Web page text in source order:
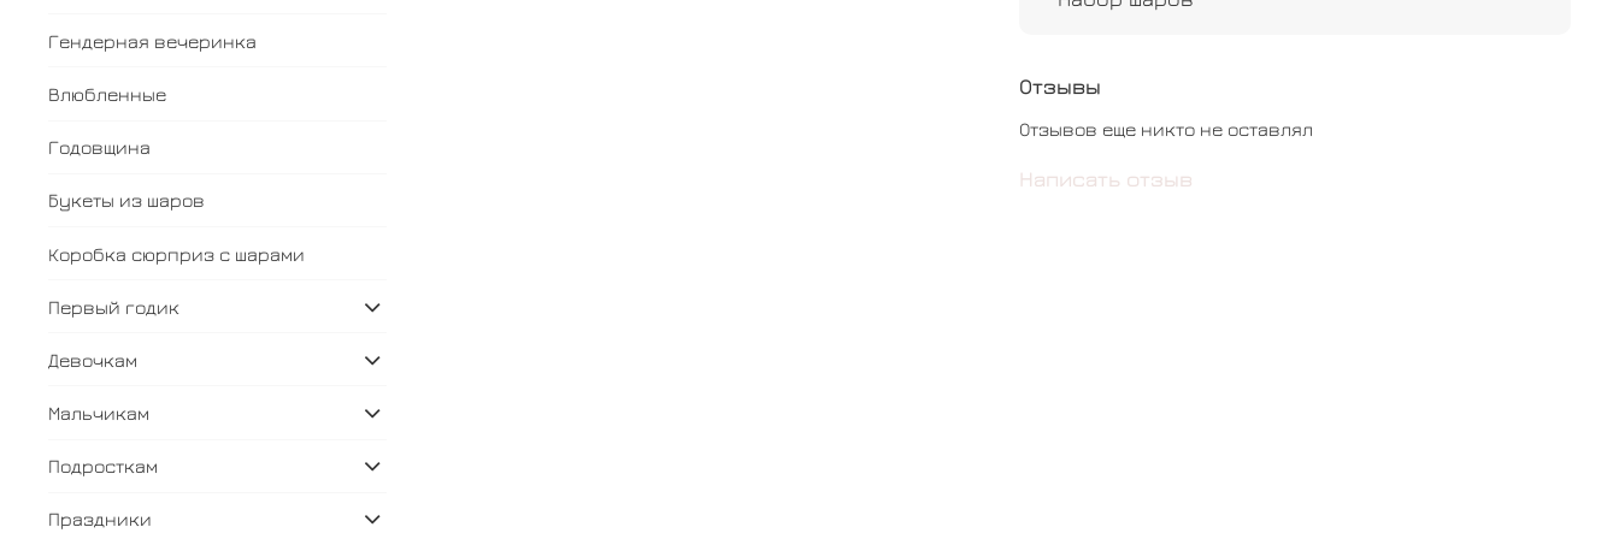
Шары фольгированные сердца - 7 шт
Отзывы
Отзывов еще никто не оставлял
Написать отзыв
Гендерная вечеринка
Влюбленные
Годовщина
Букеты из шаров
Коробка сюрприз с шарами
Первый годик
Девочкам
Мальчикам
Подросткам
Праздники